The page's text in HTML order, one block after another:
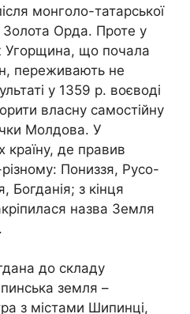
монголо-татарської
Золота Орда. Проте у
Угорщина, що почала
переживають не
у 1359 р. воєводі
власну самостійну
Молдова. У
країну, де правив
Пониззя, Русо-
Богданія; з кінця
назва Земля
до складу
земля –
з містами Шипинці,